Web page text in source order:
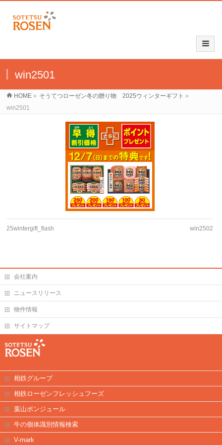
win2501
HOME » そうてつローゼン冬の贈り物 2025ウィンターギフト »
win2501
25wintergift_flash win2502
会社案内
ニュースリリース
物件情報
サイトマップ
相鉄グループ
相鉄ローゼンフレッシュフーズ
葉山ボンジュール
牛の個体識別情報検索
V-mark